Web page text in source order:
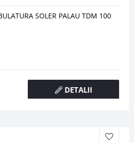
SOLER PALAU TDM 100
DETALII